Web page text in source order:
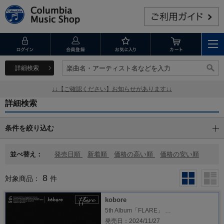
詳細検索 楽曲名・アーティスト名などを入力
楽曲名・アーティスト名などを入力
↓↓【ご確認ください】お知らせがあります↓↓
詳細検索
条件を絞り込む
並べ替え： 発売日順 新着順 価格の高い順 価格の安い順
対象商品： 8 件
kobore
5th Album「FLARE」 …
発売日：2024/11/27